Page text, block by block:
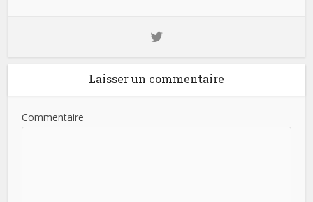
Laisser un commentaire
Commentaire